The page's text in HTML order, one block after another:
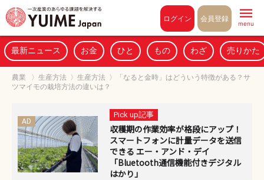
ログイン 会員登録
menu
最新ニュース お金 ひと もの わざ 売りかた
農業 〉 生産方法 〉 生産方法 〉
「なると金時」はどういう特徴がある？サ
ツマイモの栽培方法の違いは？
AD
Pick up記事
収穫期の作業効率が格段にアップ！
スマートフォンに計量データを送信
できる エー・アンド・デイ
「Bluetooth通信機能付きデジタル
はかり」